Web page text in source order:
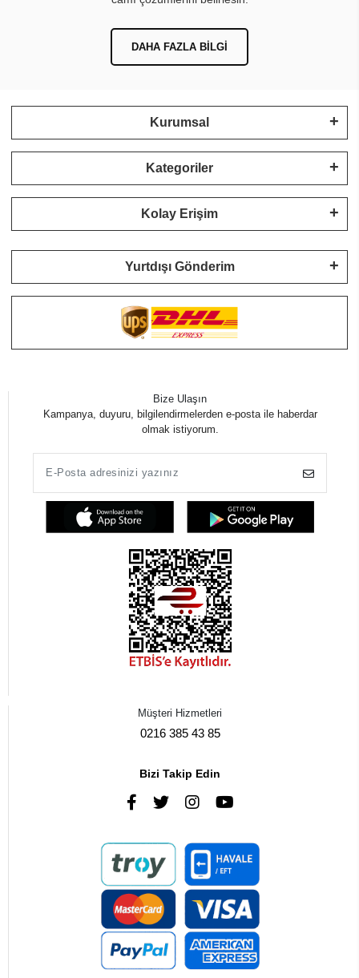
DAHA FAZLA BILGI
Kurumsal
Kategoriler
Kolay Erişim
Yurtdışı Gönderim
Bize Ulaşın
Kampanya, duyuru, bilgilendirmelerden e-posta ile haberdar
olmak istiyorum.
Müşteri Hizmetleri
0216 385 43 85
Bizi Takip Edin